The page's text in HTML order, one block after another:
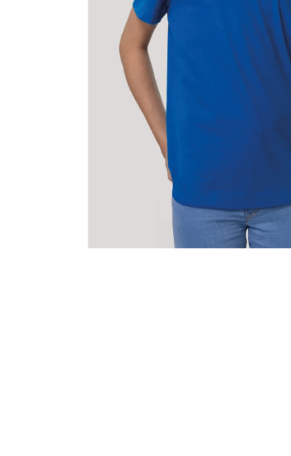
VOLNÝ STŘIH